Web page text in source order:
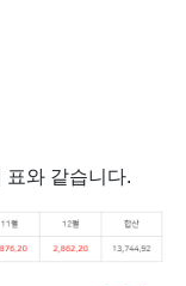
표와 같습니다.